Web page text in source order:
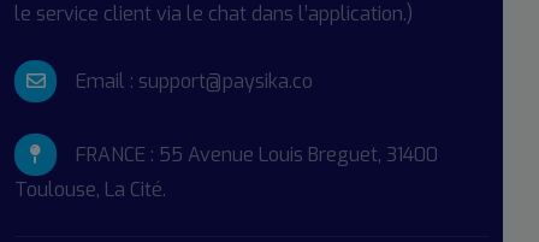
le service client via le chat dans l’application.)
Email : support@paysika.co
FRANCE : 55 Avenue Louis Breguet, 31400
Toulouse, La Cité.